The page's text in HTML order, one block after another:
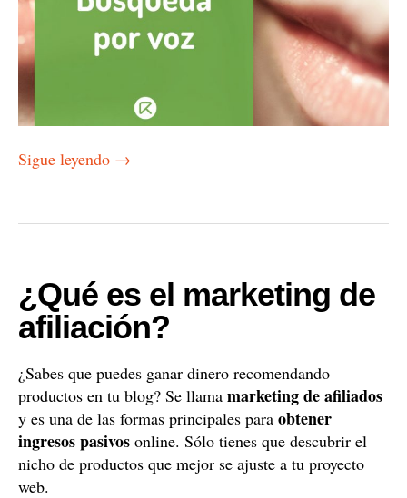
Sigue leyendo →
¿Qué es el marketing de
afiliación?
¿Sabes que puedes ganar dinero recomendando
productos en tu blog? Se llama marketing de afiliados
y es una de las formas principales para obtener
ingresos pasivos online. Sólo tienes que descubrir el
nicho de productos que mejor se ajuste a tu proyecto
web.